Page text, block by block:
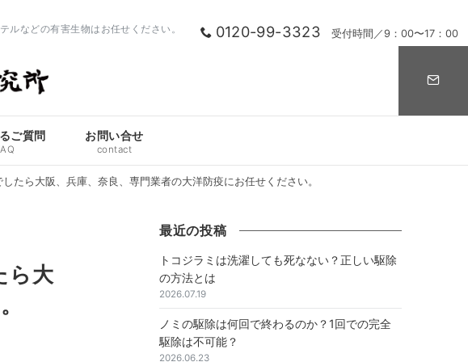
0120-99-3323 受付時間／9：00〜17：00
ルなどの有害生物はお任せください。
ご質問 お問い合せ
contact
たら大阪、兵庫、奈良、専門業者の大洋防疫にお任せください。
ら大
最近の投稿
トコジラミは洗濯しても死なない？正しい駆除
の方法とは
2026.07.19
ノミの駆除は何回で終わるのか？1回での完全
駆除は不可能？
2026.06.23